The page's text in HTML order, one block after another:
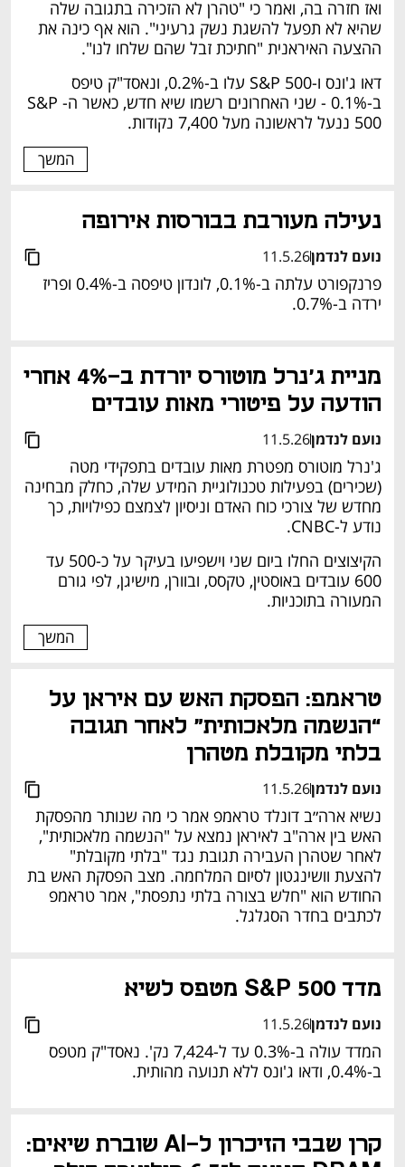
שהיא לא תפעל להשגת נשק גרעיני". הוא אף כינה את
ההצעה האיראנית "חתיכת זבל שהם שלחו לנו".
דאו ג'ונס ו-S&P 500 עלו ב-0.2%, ונאסד"ק טיפס
ב-0.1% - שני האחרונים רשמו שיא חדש, כאשר ה-S&P
500 ננעל לראשונה מעל 7,400 נקודות.
המשך
נעילה מעורבת בבורסות אירופה
נועם לנדמן11.5.26
ירדה ב-0.7%.
מניית ג'נרל מוטורס יורדת ב-4% אחרי
הודעה על פיטורי מאות עובדים
נועם לנדמן11.5.26
מחדש של צורכי כוח האדם וניסיון לצמצם כפילויות, כך
נודע ל-CNBC.
הקיצוצים החלו ביום שני וישפיעו בעיקר על כ-500 עד
המעורה בתוכניות.
המשך
“הנשמה מלאכותית” לאחר תגובה
בלתי מקובלת מטהרן
נועם לנדמן11.5.26
נשיא ארה״ב דונלד טראמפ אמר כי מה שנותר מהפסקת
להצעת וושינגטון לסיום המלחמה. מצב הפסקת האש בת
החודש הוא "חלש בצורה בלתי נתפסת", אמר טראמפ
לכתבים בחדר הסגלגל.
מדד S&P 500 מטפס לשיא
נועם לנדמן11.5.26
המדד עולה ב-0.3% עד ל-7,424 נק'. נאסד"ק מטפס
ב-0.4%, ודאו ג'ונס ללא תנועה מהותית.